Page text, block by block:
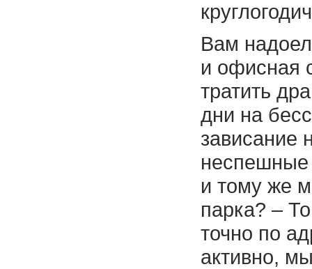
Вам
и офисная
тратить
дни на
зависание
неспешные
и тому же
парка? –
точно по
активно,